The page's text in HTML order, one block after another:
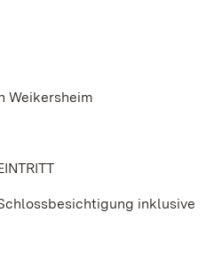
Weikersheim
inklusive